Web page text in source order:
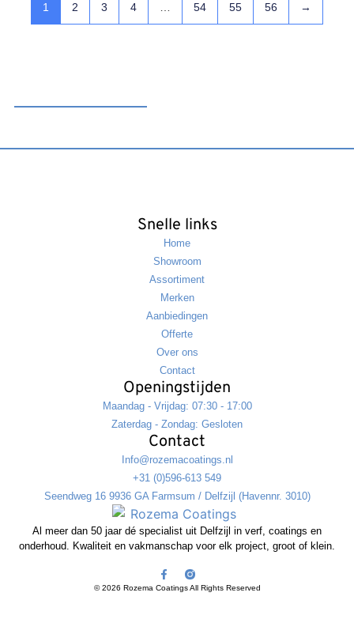
1 2 3 4 54 55 56 →
Al meer dan 50 jaar dé specialist uit Delfzijl in verf, coatings en
onderhoud. Kwaliteit en vakmanschap voor elk project, groot of klein.
© 2026 Rozema Coatings All Rights Reserved
Snelle links
Home
Showroom
Assortiment
Merken
Aanbiedingen
Offerte
Over ons
Contact
Openingstijden
Maandag - Vrijdag: 07:30 - 17:00
Zaterdag - Zondag: Gesloten
Contact
Info@rozemacoatings.nl
+31 (0)596-613 549
Seendweg 16 9936 GA Farmsum / Delfzijl (Havennr. 3010)